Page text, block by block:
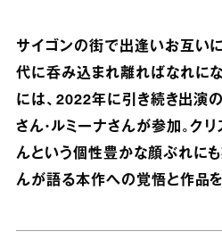
サイゴンの街で出逢いお互い
代に呑み込まれ離ればなれに
には、2022年に引き続き出演
さん・ルミーナさんが参加。ク
んという個性豊かな顔ぶれにも
んが語る本作への覚悟と作品